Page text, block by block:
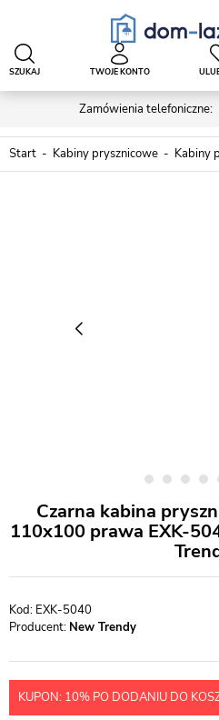
Zamówienia telefoniczne:
SZUKAJ TWOJE KONTO
Start Kabiny prysznicowe Kabiny
Czarna kabina
110x100 prawa EXK-
EXK-5040
Producent: New Trendy
KUPON: 10% PO DODANIU DO